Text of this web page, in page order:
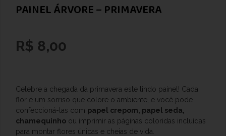
PAINEL ÁRVORE – PRIMAVERA
R$ 8,00
Celebre a chegada da primavera este lindo painel! Cada
flor é um sorriso que colore o ambiente, e você pode
confeccioná-las com papel crepom, papel seda,
chamequinho ou imprimir as páginas coloridas incluídas
para montar flores únicas e cheias de vida.